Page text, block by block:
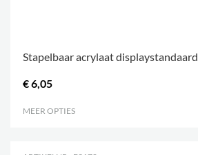
Stapelbaar acrylaat displaystandaard
€ 6,05
MEER OPTIES